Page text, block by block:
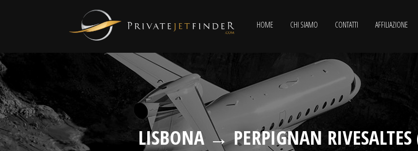
HOME CHI SIAMO CONTATTI AFFILIAZIONE
LISBONA → PERPIGNAN